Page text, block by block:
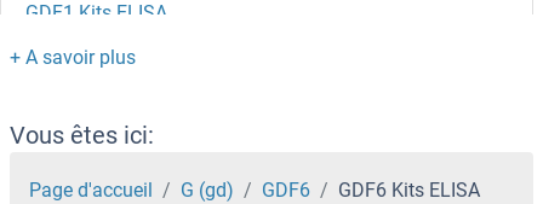
GDF1 Kits ELISA
GDE1 Kits ELISA
GDA Kits ELISA
GCP2 Kits ELISA
Vous êtes ici:
Page d'accueil G (gd) GDF6 GDF6 Kits ELISA